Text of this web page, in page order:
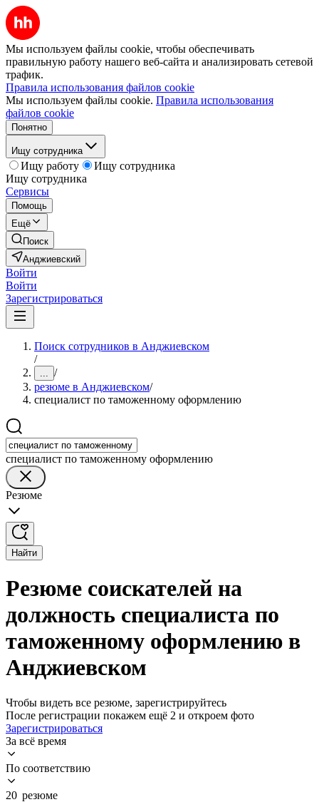
Мы используем файлы cookie, чтобы обеспечивать
правильную работу нашего веб-сайта и анализировать сетевой
трафик.
Правила использования файлов cookie
Мы используем файлы cookie. Правила использования
файлов cookie
Понятно
Ищу сотрудника
Ищу работу
Ищу сотрудника
Ищу сотрудника
Сервисы
Помощь
Ещё
Поиск
Анджиевский
Войти
Войти
Зарегистрироваться
Поиск сотрудников в Анджиевском
/
... /
резюме в Анджиевском/
специалист по таможенному оформлению
специалист по таможенному оформлению
Резюме
Найти
Резюме соискателей на
должность специалиста по
таможенному оформлению в
Анджиевском
Чтобы видеть все резюме, зарегистрируйтесь
После регистрации покажем ещё 2 и откроем фото
Зарегистрироваться
За всё время
По соответствию
20 резюме